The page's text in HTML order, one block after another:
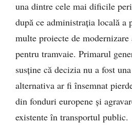
una dintre cele mai dificile
după ce administrația locală a
multe proiecte de
pentru tramvaie. Primarul
susține că decizia nu a fost
alternativa ar fi însemnat
din fonduri europene și
existente în transportul public.